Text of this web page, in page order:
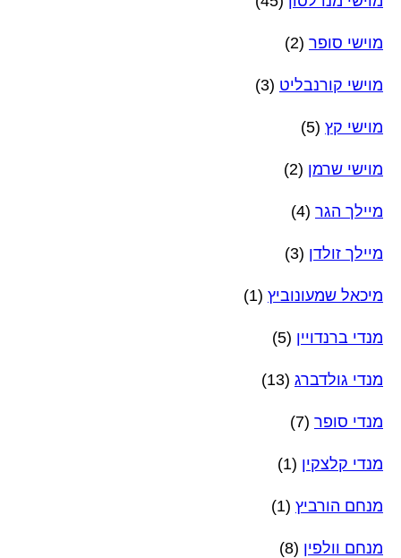
מוישי סופר (2)
מוישי קורנבליט (3)
מוישי קץ (5)
מוישי שרמן (2)
מיילך הגר (4)
מיילך זולדן (3)
מיכאל שמעונוביץ (1)
מנדי ברנדויין (5)
מנדי גולדברג (13)
מנדי סופר (7)
מנדי קלצקין (1)
מנחם הורביץ (1)
מנחם וולפין (8)